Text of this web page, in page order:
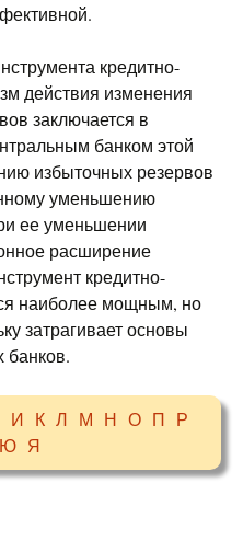
кредитно-
действия изменения
заключается в
банком этой
избыточных резервов
уменьшению
ее уменьшении
расширение
кредитно-
наиболее мощным, но
затрагивает основы
банков.
И К Л М Н О П Р
Ю Я